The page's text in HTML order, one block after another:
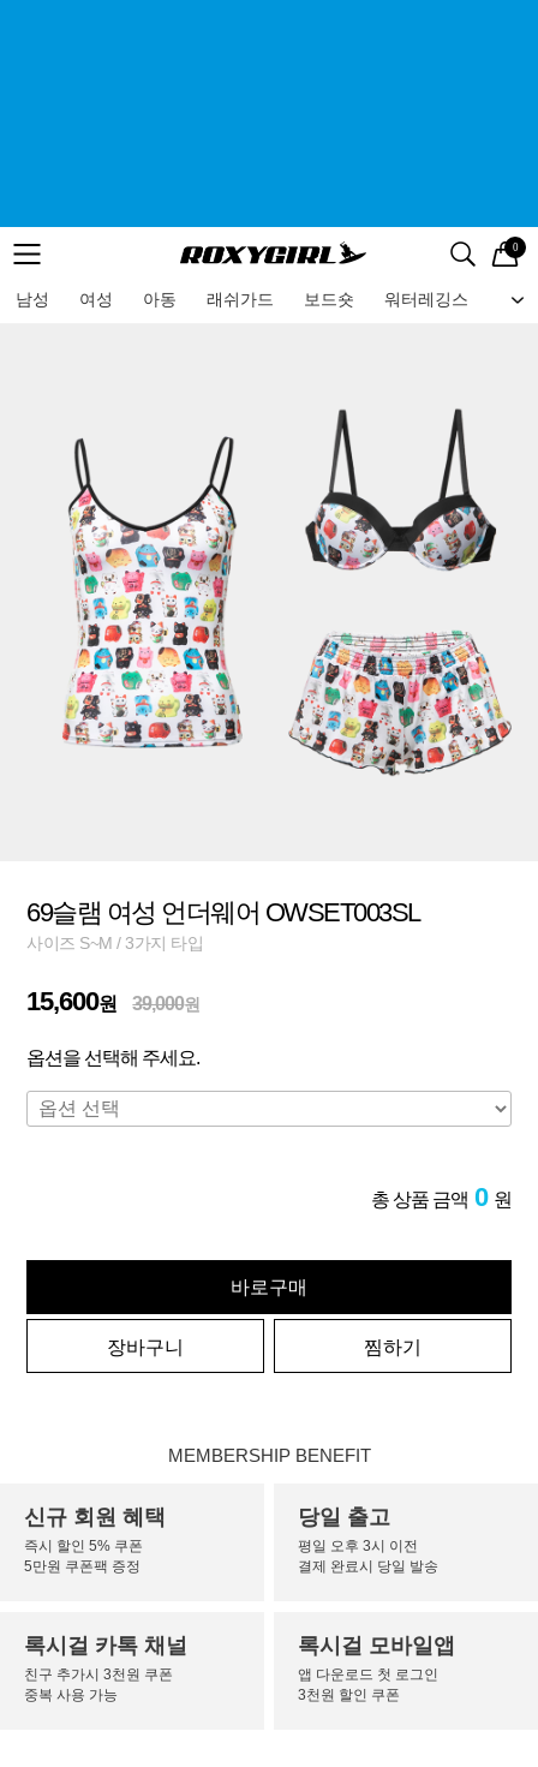
메뉴 검색
로고 0
남성 여성 아동 래쉬가드 보드숏 워터레깅스 비
메뉴
69슬램 여성 언더웨어 OWSET003SL
사이즈 S~M / 3가지 타입
15,600원 39,000원
옵션을 선택해 주세요.
총 상품 금액 0 원
바로구매
장바구니 찜하기
MEMBERSHIP BENEFIT
신규 회원 혜택
즉시 할인 5% 쿠폰
5만원 쿠폰팩 증정
당일 출고
평일 오후 3시 이전
결제 완료시 당일 발송
록시걸 카톡 채널
친구 추가시 3천원 쿠폰
중복 사용 가능
록시걸 모바일앱
앱 다운로드 첫 로그인
3천원 할인 쿠폰